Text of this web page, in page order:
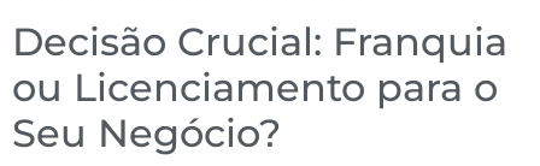
Decisão Crucial: Franquia
ou Licenciamento para o
Seu Negócio?